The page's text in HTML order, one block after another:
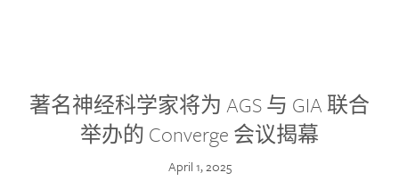
著名神经科学家将为 AGS 与 GIA 联合
举办的 Converge 会议揭幕
April 1, 2025